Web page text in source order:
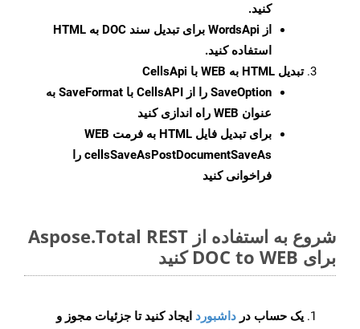
کنید.
از WordsApi برای تبدیل سند DOC به HTML
استفاده کنید.
تبدیل HTML به WEB با CellsApi
SaveOption
را از CellsAPI با SaveFormat به
عنوان WEB راه اندازی کنید
برای تبدیل فایل HTML به فرمت
WEB
cellsSaveAsPostDocumentSaveAs را
فراخوانی کنید
شروع به استفاده از Aspose.Total REST
برای DOC to WEB کنید
یک حساب در داشبورد ایجاد کنید تا جزئیات مجوز و